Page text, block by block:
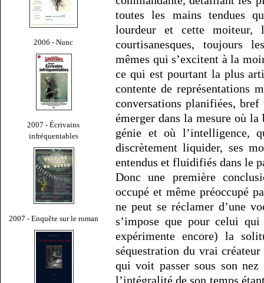
2006 - Nunc
2007 - Écrivains
infréquentables
2007 - Enquête sur le roman
toutes les mains tendues
lourdeur et cette moiteur,
courtisanesques, toujours
mêmes qui s’excitent à la
ce qui est pourtant la plus
contente de représentations
conversations planifiées,
émerger dans la mesure où
génie et où l’intelligence,
discrètement liquider, ses
entendus et fluidifiés dans le
Donc une première
occupé et même préoccupé
ne peut se réclamer d’une
s’impose que pour celui
expérimente encore) la
séquestration du vrai
qui voit passer sous son nez
l’intégralité de son temps